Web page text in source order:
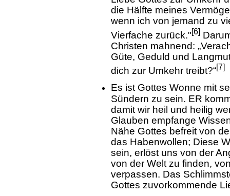
die Hälfte meines
wenn ich von jemand zu
Vierfache zurück."[6]
Christen mahnend:
Güte, Geduld und
dich zur Umkehr treibt?“[7]
Es ist Gottes Wonne mit
Sündern zu sein. ER
damit wir heil und heilig
Glauben empfange
Nähe Gottes befreit von
das Habenwollen; Diese
sein, erlöst uns von der
von der Welt zu finden,
verpassen. Das
Gottes zuvorkommende